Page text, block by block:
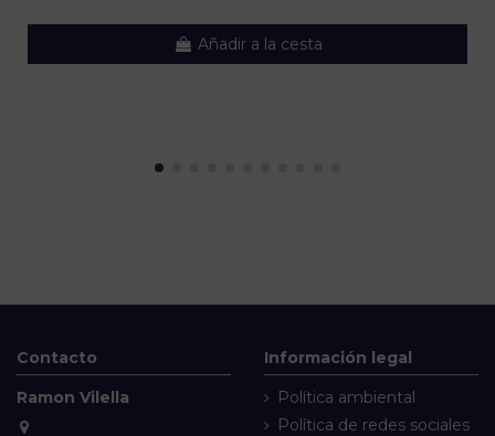
Añadir a la cesta
Contacto
Ramon Vilella
Información legal
Política ambiental
Política de redes sociales